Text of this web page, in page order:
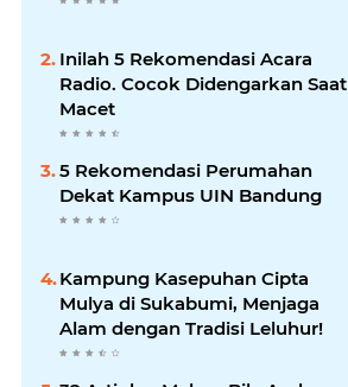
Inilah 5 Rekomendasi Acara
Radio. Cocok Didengarkan Saat
Macet
5 Rekomendasi Perumahan
Dekat Kampus UIN Bandung
Kampung Kasepuhan Cipta
Mulya di Sukabumi, Menjaga
Alam dengan Tradisi Leluhur!